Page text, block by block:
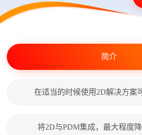
简介
在适当的时候使用2D解决方案
将2D与PDM集成，最大程度